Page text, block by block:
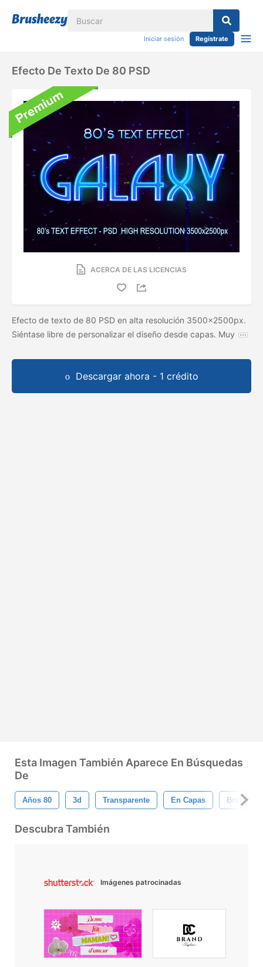
Iniciar sesión Regístrate
Efecto De Texto De 80 PSD
ACERCA DE LAS LICENCIAS
Efecto de texto de 80 PSD en alta resolución 3500x2500px.
Siéntase libre de personalizar el diseño desde capas. Muy
Descargar ahora - 1 crédito
Esta Imagen También Aparece En Búsquedas
De
Años 80 3d Transparente En Capas Brillar
Descubra También
Imágenes patrocinadas